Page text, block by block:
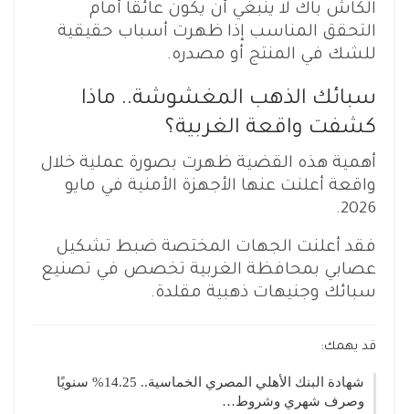
الكاش باك لا ينبغي أن يكون عائقًا أمام
التحقق المناسب إذا ظهرت أسباب حقيقية
للشك في المنتج أو مصدره.
سبائك الذهب المغشوشة.. ماذا
كشفت واقعة الغربية؟
أهمية هذه القضية ظهرت بصورة عملية خلال
واقعة أعلنت عنها الأجهزة الأمنية في مايو
2026.
فقد أعلنت الجهات المختصة ضبط تشكيل
عصابي بمحافظة الغربية تخصص في تصنيع
سبائك وجنيهات ذهبية مقلدة.
قد يهمك:
شهادة البنك الأهلي المصري الخماسية.. 14.25% سنويًا
وصرف شهري وشروط…